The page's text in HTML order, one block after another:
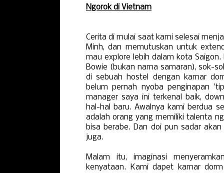
Ngorok di Vietnam
Cerita di mulai saat kami selesai
Minh, dan memutuskan untuk
mau explore lebih dalam kota
Bowie (bukan nama samaran), sok-
di sebuah hostel dengan kamar
belum pernah nyoba penginapan
manager saya ini terkenal baik,
hal-hal baru. Awalnya kami berdua
adalah orang yang memiliki talenta
bisa berabe. Dan doi pun sadar
juga.
Malam itu, imaginasi
kenyataan. Kami dapet kamar